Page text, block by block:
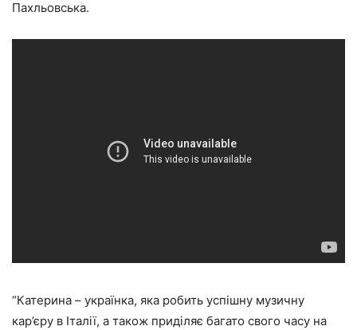
Пахльовська.
“Катерина – українка, яка робить успішну музичну
кар’єру в Італії, а також приділяє багато свого часу на